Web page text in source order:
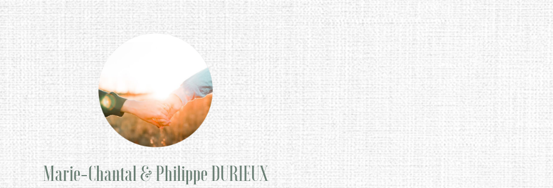
Marie-Chantal & Philippe DURIEUX